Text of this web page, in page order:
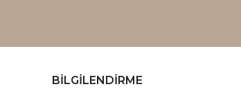
BİLGİLENDİRME